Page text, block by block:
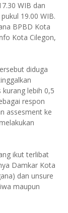
WIB dan
19.00 WIB.
BPBD Kota
Kota Cilegon,
diduga
lebih 0,5
respon
assesment ke
ikut terlibat
Damkar Kota
dan unsure
maupun